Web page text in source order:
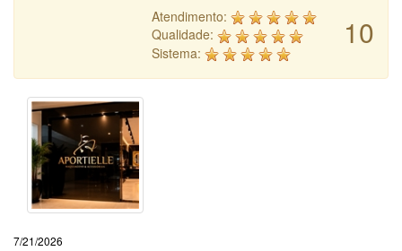
10
Atendimento:
Qualidade:
Sistema:
7/21/2026